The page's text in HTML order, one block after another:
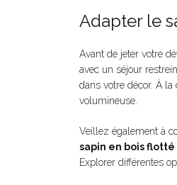
Adapter le
Avant de jeter votre
avec un séjour
dans votre décor. À
volumineuse.
Veillez également à
sapin en bois flotté
Explorer différentes